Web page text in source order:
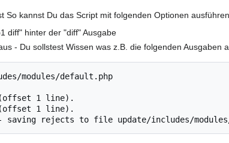
So kannst Du das Script mit folgenden Optionen
diff" hinter der "diff" Ausgabe
- Du sollstest Wissen was z.B. die folgenden Ausgaben
modules/default.php
(offset 1 line).
(offset 1 line).
saving rejects to file update/includes/